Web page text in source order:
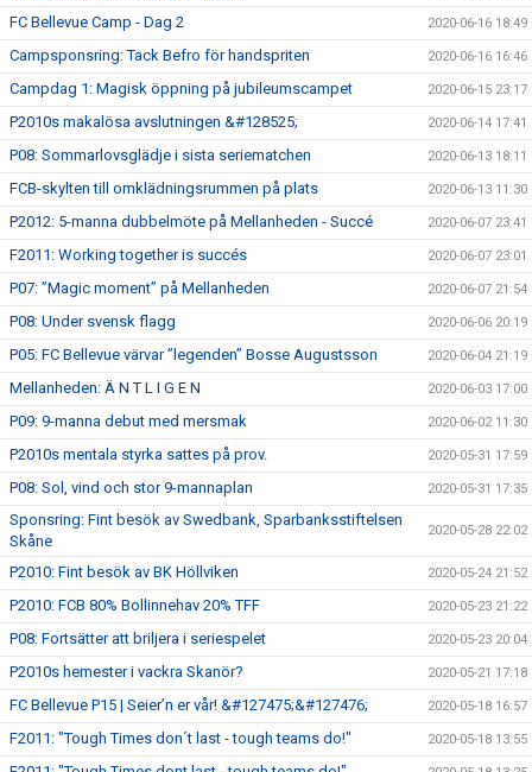
FC Bellevue Camp - Dag 2 2020-06-16 18:49
Campsponsring: Tack Befro för handspriten 2020-06-16 16:46
Campdag 1: Magisk öppning på jubileumscampet 2020-06-15 23:17
P2010s makalösa avslutningen &#128525; 2020-06-14 17:41
P08: Sommarlovsglädje i sista seriematchen 2020-06-13 18:11
FCB-skylten till omklädningsrummen på plats 2020-06-13 11:30
P2012: 5-manna dubbelmöte på Mellanheden - Succé 2020-06-07 23:41
F2011: Working together is succés 2020-06-07 23:01
P07: ”Magic moment” på Mellanheden 2020-06-07 21:54
P08: Under svensk flagg 2020-06-06 20:19
P05: FC Bellevue värvar ”legenden” Bosse Augustsson 2020-06-04 21:19
Mellanheden: Ä N T L I G E N 2020-06-03 17:00
P09: 9-manna debut med mersmak 2020-06-02 11:30
P2010s mentala styrka sattes på prov. 2020-05-31 17:59
P08: Sol, vind och stor 9-mannaplan 2020-05-31 17:35
Sponsring: Fint besök av Swedbank, Sparbanksstiftelsen
Skåne
2020-05-28 22:02
P2010: Fint besök av BK Höllviken 2020-05-24 21:52
P2010: FCB 80% Bollinnehav 20% TFF 2020-05-23 21:22
P08: Fortsätter att briljera i seriespelet 2020-05-23 20:04
P2010s hemester i vackra Skanör? 2020-05-21 17:18
FC Bellevue P15 | Seier’n er vår! &#127475;&#127476; 2020-05-18 16:57
F2011: "Tough Times don´t last - tough teams do!" 2020-05-18 13:55